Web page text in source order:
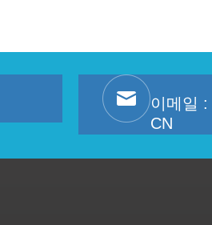
이메일 :
CN